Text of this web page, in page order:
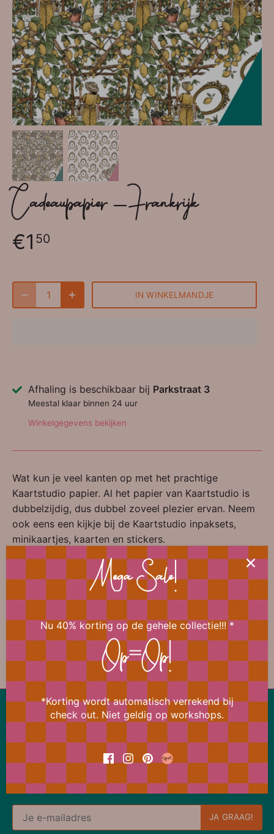
Cadeaupapier - Frankrijk
€1 50
IN WINKELMANDJE
Afhaling is beschikbaar bij Parkstraat 3
Meestal klaar binnen 24 uur
Winkelgegevens bekijken
Wat kun je veel kanten op met het prachtige
Kaartstudio papier. Al het papier van Kaartstudio is
dubbelzijdig, dus dubbel zoveel plezier ervan. Neem
ook eens een kijkje bij de Kaartstudio inpaksets,
minikaartjes, kaarten en stickers.
📐 Afmeting
Lekker snel terug naar boven
Ons aanbod wijzigt bijna dagelijks
Meld je daarom nu aan voor de Bi Happy News Flash
bestelling.
Mega Sale!
Nu 40% korting op de gehele collectie!!! *
Op=Op!
*Korting wordt automatisch verrekend bij
check out. Niet geldig op workshops.